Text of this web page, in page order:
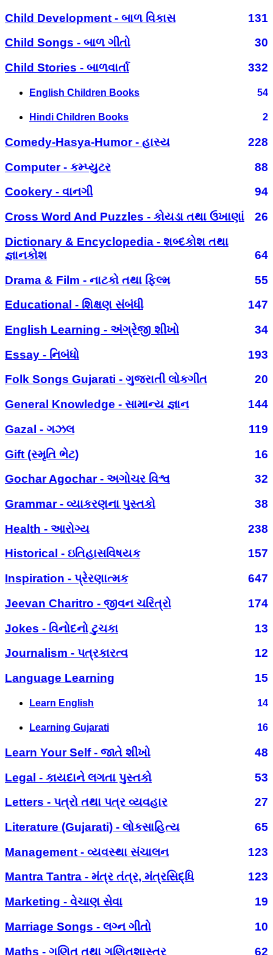
Child Development - બાળ વિકાસ
131
Child Songs - બાળ ગીતો
30
Child Stories - બાળવાર્તા
332
English Children Books 54
Hindi Children Books 2
Comedy-Hasya-Humor - હાસ્ય
228
Computer - કમ્પ્યુટર
88
Cookery - વાનગી
94
Cross Word And Puzzles - કોયડા તથા ઉખાણાં
26
Dictionary & Encyclopedia - શબ્દકોશ તથા
જ્ઞાનકોશ
64
Drama & Film - નાટકો તથા ફિલ્મ
55
Educational - શિક્ષણ સંબંધી
147
English Learning - અંગ્રેજી શીખો
34
Essay - નિબંધો
193
Folk Songs Gujarati - ગુજરાતી લોકગીત
20
General Knowledge - સામાન્ય જ્ઞાન
144
Gazal - ગઝલ
119
Gift (સ્મૃતિ ભેટ)
16
Gochar Agochar - અગોચર વિશ્વ
32
Grammar - વ્યાકરણના પુસ્તકો
38
Health - આરોગ્ય
238
Historical - ઇતિહાસવિષયક
157
Inspiration - પ્રેરણાત્મક
647
Jeevan Charitro - જીવન ચરિત્રો
174
Jokes - વિનોદનો ટુચકા
13
Journalism - પત્રકારત્વ
12
Language Learning
15
Learn English 14
Learning Gujarati 16
Learn Your Self - જાતે શીખો
48
Legal - કાયદાને લગતા પુસ્તકો
53
Letters - પત્રો તથા પત્ર વ્યવહાર
27
Literature (Gujarati) - લોકસાહિત્ય
65
Management - વ્યવસ્થા સંચાલન
123
Mantra Tantra - મંત્ર તંત્ર, મંત્રસિદ્ધિ
123
Marketing - વેચાણ સેવા
19
Marriage Songs - લગ્ન ગીતો
10
Maths - ગણિત તથા ગણિતશાસ્ત્ર
62